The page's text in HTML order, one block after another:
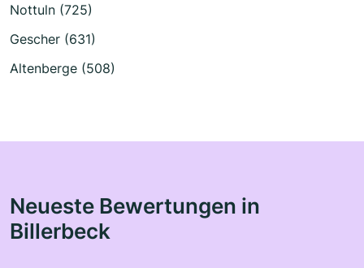
Nottuln (725)
Gescher (631)
Altenberge (508)
Neueste Bewertungen in
Billerbeck